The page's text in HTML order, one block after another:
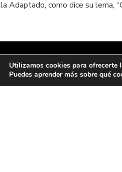
Adaptado, como dice su lema,
Utilizamos cookies para ofrecerte
Puedes aprender más sobre qué